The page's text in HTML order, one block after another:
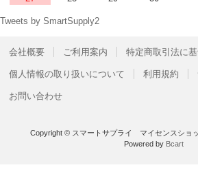
Tweets by SmartSupply2
会社概要 ご利用案内 特定商取引法に
個人情報の取り扱いについて 利用規約
お問い合わせ
Copyright © スマートサプライ マイセンスショ
Powered by Bcart